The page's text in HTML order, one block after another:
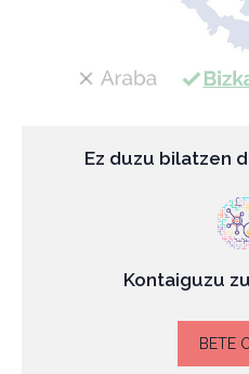
Ez duzu bilatzen
Kontaiguzu
BETE